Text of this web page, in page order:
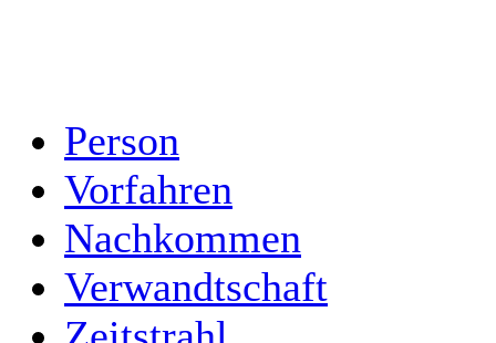
Person
Vorfahren
Nachkommen
Verwandtschaft